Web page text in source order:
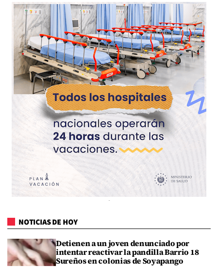
NOTICIAS DE HOY
Detienen a un joven denunciado por
intentar reactivar la pandilla Barrio 18
Sureños en colonias de Soyapango